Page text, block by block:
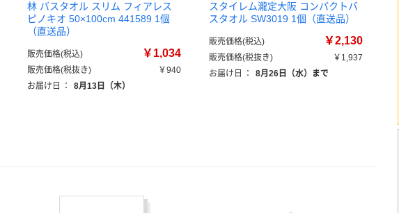
林 バスタオル スリム フィアレス
ピノキオ 50×100cm 441589 1個
（直送品）
販売価格(税込) ￥1,034
販売価格(税抜き)
￥940
お届け日
： 8月13日（木）
スタイレム瀧定大阪 コンパクトバ
スタオル SW3019 1個（直送品）
販売価格(税込) ￥2,130
販売価格(税抜き)
￥1,937
お届け日
： 8月26日（水）まで